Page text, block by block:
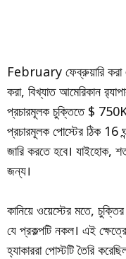
February ফেব্রুয়ারি করা
করা, বিখ্যাত আমেরিকান
প্রচারমূলক চুক্তিতে $ 750K
প্রচারমূলক পোস্টের ঠিক 16
জারি করতে হবে। যাইহোক,
জন্য।
কানিয়ে ওয়েস্টের মতে,
যে প্রকল্পটি নকল। এই
হ্যাকাররা পোস্টটি তৈরি